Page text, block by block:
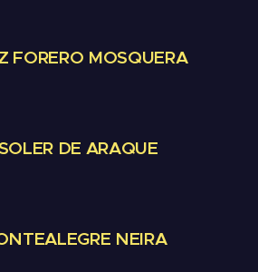
FORERO MOSQUERA
DE ARAQUE
NEIRA